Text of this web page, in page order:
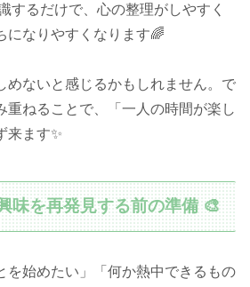
するだけで、心の整理がしやすく
になりやすくなります🌈
めないと感じるかもしれません。で
重ねることで、「一人の時間が楽し
来ます✨
味を再発見する前の準備 🎨
を始めたい」「何か熱中できるもの